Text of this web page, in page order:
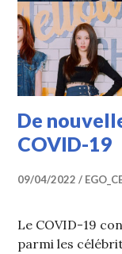
De
COVID-19
09/04/2022
Le COVID-19
parmi les